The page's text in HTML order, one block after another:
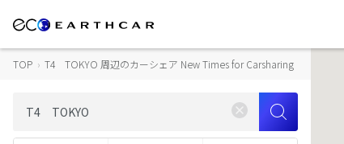
TOP › T4 TOKYO 周辺のカーシェア New Times for Carsharing